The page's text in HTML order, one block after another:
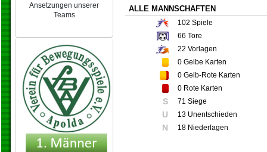
Ansetzungen unserer
Teams
ALLE MANNSCHAFTEN
102 Spiele
66 Tore
22 Vorlagen
0 Gelbe Karten
0 Gelb-Rote Karten
0 Rote Karten
S 71 Siege
U 13 Unentschieden
N 18 Niederlagen